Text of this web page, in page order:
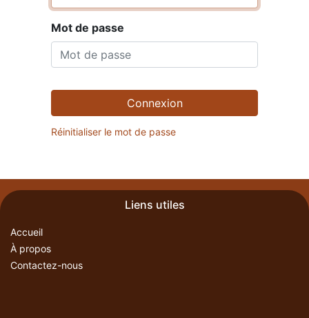
Mot de passe
Connexion
Réinitialiser le mot de passe
Liens utiles
Accueil
À propos
Contactez-nous